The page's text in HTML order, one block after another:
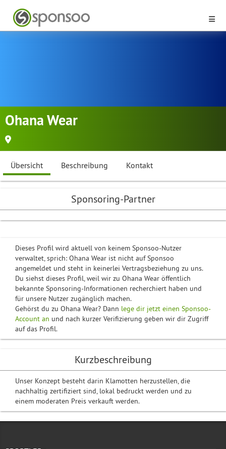
Ohana Wear
Übersicht Beschreibung Kontakt
Dieses Profil wird aktuell von keinem Sponsoo-Nutzer
verwaltet, sprich: Ohana Wear ist nicht auf Sponsoo
angemeldet und steht in keinerlei Vertragsbeziehung zu uns.
Du siehst dieses Profil, weil wir zu Ohana Wear öffentlich
bekannte Sponsoring-Informationen recherchiert haben und
für unsere Nutzer zugänglich machen.
Gehörst du zu Ohana Wear? Dann lege dir jetzt einen Sponsoo-
Account an und nach kurzer Verifizierung geben wir dir Zugriff
auf das Profil.
Kurzbeschreibung
Unser Konzept besteht darin Klamotten herzustellen, die
nachhaltig zertifiziert sind, lokal bedruckt werden und zu
einem moderaten Preis verkauft werden.
Sponsoring-Partner